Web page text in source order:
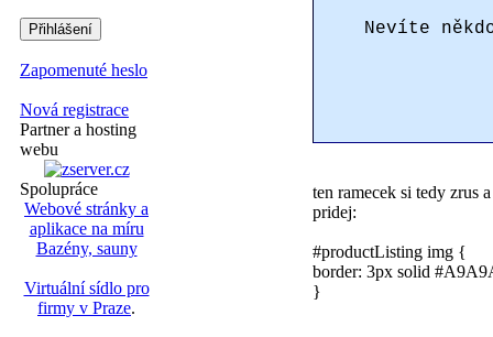
Zapomenuté heslo
Nová registrace
Partner a hosting
webu
Spolupráce
Webové stránky a
aplikace na míru
Bazény, sauny
Virtuální sídlo pro
firmy v Praze.
Nevíte
ten ramecek si tedy zrus
pridej:
#productListing img {
border: 3px solid
}